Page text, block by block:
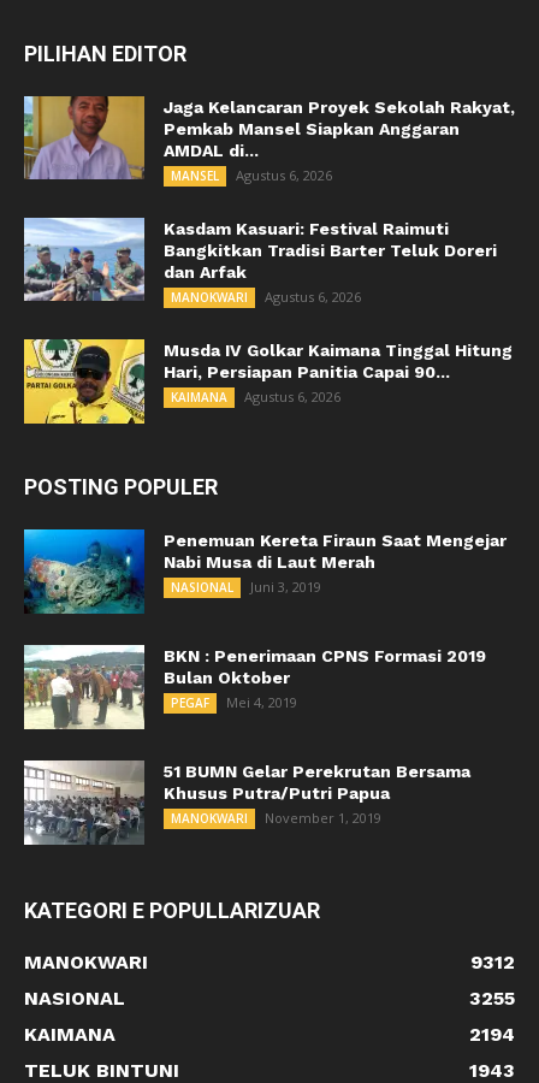
PILIHAN EDITOR
Jaga Kelancaran Proyek Sekolah Rakyat,
Pemkab Mansel Siapkan Anggaran
AMDAL di...
MANSEL Agustus 6, 2026
Kasdam Kasuari: Festival Raimuti
Bangkitkan Tradisi Barter Teluk Doreri
dan Arfak
MANOKWARI Agustus 6, 2026
Musda IV Golkar Kaimana Tinggal Hitung
Hari, Persiapan Panitia Capai 90...
KAIMANA Agustus 6, 2026
POSTING POPULER
Penemuan Kereta Firaun Saat Mengejar
Nabi Musa di Laut Merah
NASIONAL Juni 3, 2019
BKN : Penerimaan CPNS Formasi 2019
Bulan Oktober
PEGAF Mei 4, 2019
51 BUMN Gelar Perekrutan Bersama
Khusus Putra/Putri Papua
MANOKWARI November 1, 2019
KATEGORI E POPULLARIZUAR
MANOKWARI
9312
NASIONAL
3255
KAIMANA
2194
TELUK BINTUNI
1943